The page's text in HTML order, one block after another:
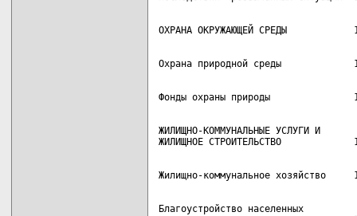
ЖИЛИЩНО-КОММУНАЛЬНЫЕ УСЛУГИ И
Благоустройство населенных